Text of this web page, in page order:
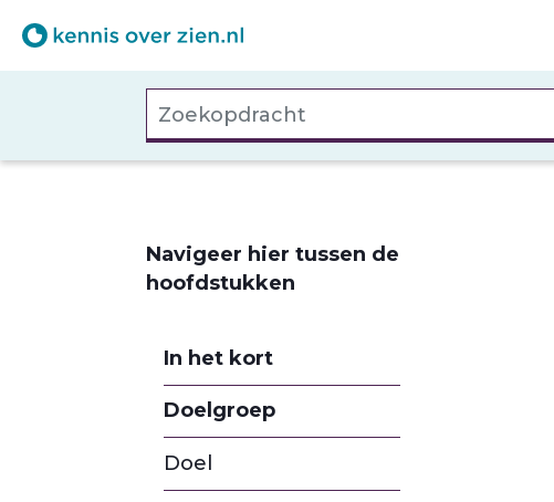
Overslaan
Zoekopdracht
Navigeer hier tussen de
hoofdstukken
In het kort
Doelgroep
Doel